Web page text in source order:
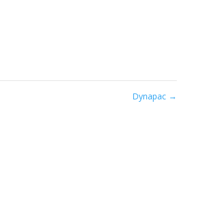
Dynapac →